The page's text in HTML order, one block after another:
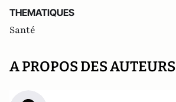
THEMATIQUES
Santé
A PROPOS DES AUTEURS